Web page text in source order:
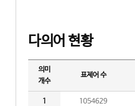
다의어 현황
의미
개수
표제어 수
1 1054629